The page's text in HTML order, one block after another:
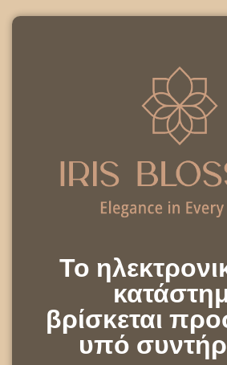
Το
βρίσκεται
υπό